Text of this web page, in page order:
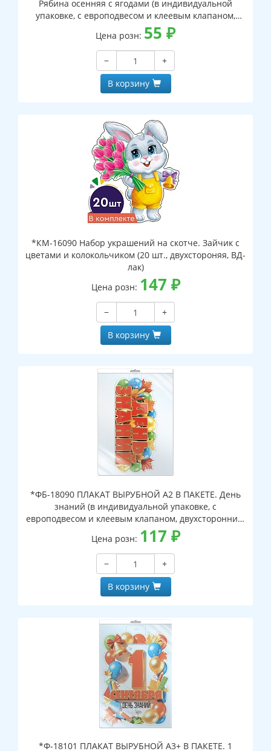
Рябина осенняя с ягодами (в индивидуальной
упаковке, с европодвесом и клеевым клапаном,
двухсторонний, ВД-лак)
Цена розн: 55 ₽
−
+
В корзину
*КМ-16090 Набор украшений на скотче. Зайчик с
цветами и колокольчиком (20 шт., двухстороняя, ВД-
лак)
Цена розн: 147 ₽
−
+
В корзину
*ФБ-18090 ПЛАКАТ ВЫРУБНОЙ А2 В ПАКЕТЕ. День
знаний (в индивидуальной упаковке, с
европодвесом и клеевым клапаном, двухсторонний,
ВД-лак)
Цена розн: 117 ₽
−
+
В корзину
*Ф-18101 ПЛАКАТ ВЫРУБНОЙ А3+ В ПАКЕТЕ. 1